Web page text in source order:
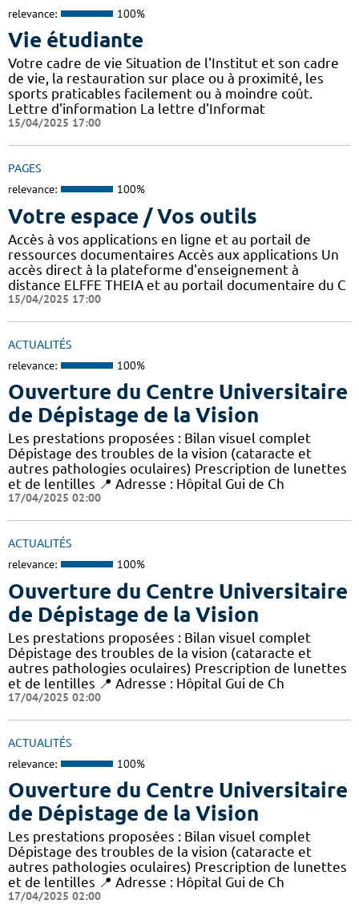
relevance: 100%
Vie étudiante
Votre cadre de vie Situation de l'Institut et son cadre
de vie, la restauration sur place ou à proximité, les
sports praticables facilement ou à moindre coût.
Lettre d'information La lettre d'Informat
15/04/2025 17:00
PAGES
relevance: 100%
Votre espace / Vos outils
Accès à vos applications en ligne et au portail de
ressources documentaires Accès aux applications Un
accès direct à la plateforme d'enseignement à
distance ELFFE THEIA et au portail documentaire du C
15/04/2025 17:00
ACTUALITÉS
relevance: 100%
Ouverture du Centre Universitaire
de Dépistage de la Vision
Les prestations proposées : Bilan visuel complet
Dépistage des troubles de la vision (cataracte et
autres pathologies oculaires) Prescription de lunettes
et de lentilles 📍 Adresse : Hôpital Gui de Ch
17/04/2025 02:00
ACTUALITÉS
relevance: 100%
Ouverture du Centre Universitaire
de Dépistage de la Vision
Les prestations proposées : Bilan visuel complet
Dépistage des troubles de la vision (cataracte et
autres pathologies oculaires) Prescription de lunettes
et de lentilles 📍 Adresse : Hôpital Gui de Ch
17/04/2025 02:00
ACTUALITÉS
relevance: 100%
Ouverture du Centre Universitaire
de Dépistage de la Vision
Les prestations proposées : Bilan visuel complet
Dépistage des troubles de la vision (cataracte et
autres pathologies oculaires) Prescription de lunettes
et de lentilles 📍 Adresse : Hôpital Gui de Ch
17/04/2025 02:00